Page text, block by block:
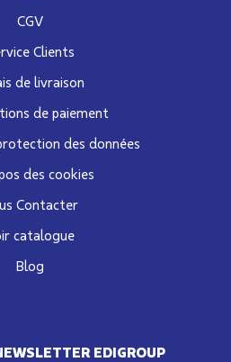
EDIGROUP
CGV
Clients
de livraison
de paiement
des données
des cookies
Contacter
catalogue
Blog